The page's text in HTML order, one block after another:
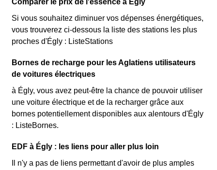
Comparer le prix de l'essence à Égly
Si vous souhaitez diminuer vos dépenses énergétiques,
vous trouverez ci-dessous la liste des stations les plus
proches d'Égly : ListeStations
Bornes de recharge pour les Aglatiens utilisateurs
de voitures électriques
à Égly, vous avez peut-être la chance de pouvoir utiliser
une voiture électrique et de la recharger grâce aux
bornes potentiellement disponibles aux alentours d'Égly
: ListeBornes.
EDF à Égly : les liens pour aller plus loin
Il n'y a pas de liens permettant d'avoir de plus amples